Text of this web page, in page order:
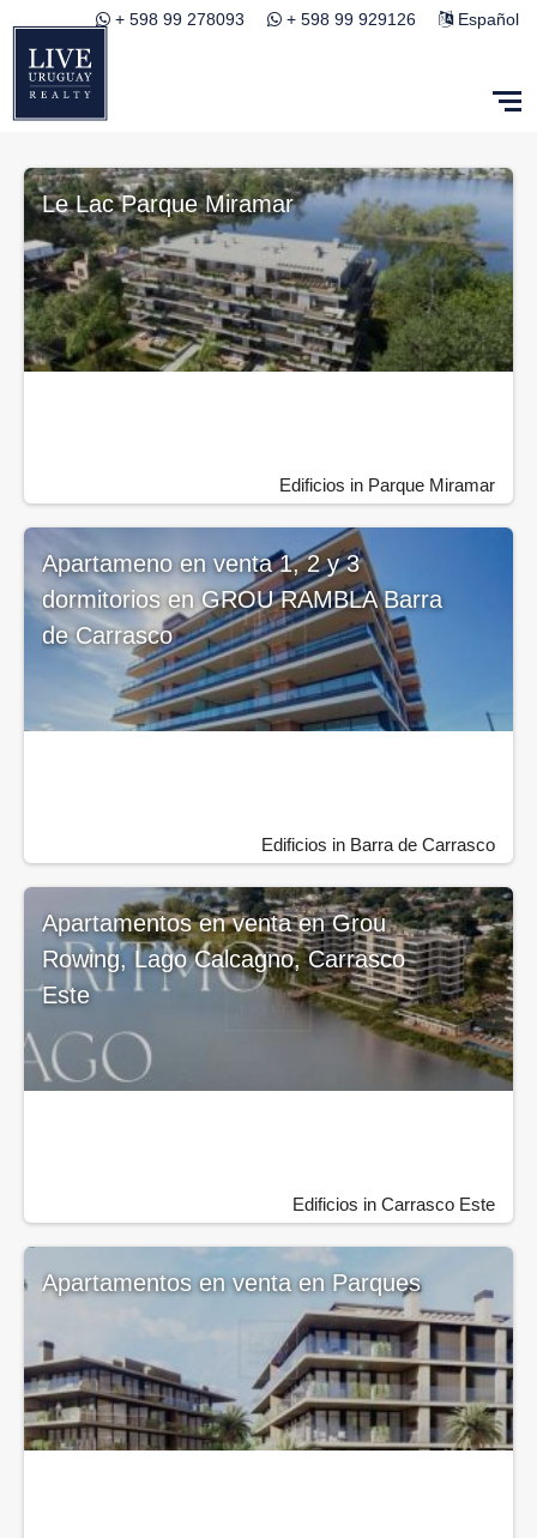
+ 598 99 278093 + 598 99 929126 Español
Le Lac Parque Miramar
Edificios in Parque Miramar
Apartameno en venta 1, 2 y 3
dormitorios en GROU RAMBLA Barra
de Carrasco
Edificios in Barra de Carrasco
Apartamentos en venta en Grou
Rowing, Lago Calcagno, Carrasco
Este
Edificios in Carrasco Este
Apartamentos en venta en Parques